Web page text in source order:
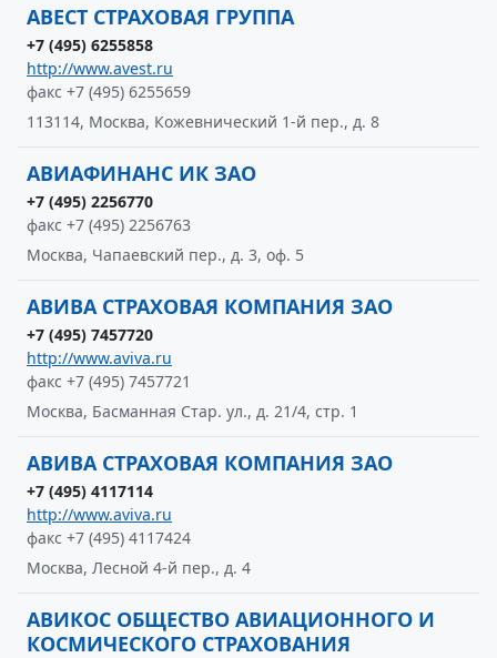
АВЕСТ СТРАХОВАЯ ГРУППА
+7 (495) 6255858
http://www.avest.ru
факс +7 (495) 6255659
113114, Москва, Кожевнический 1-й пер., д. 8
АВИАФИНАНС ИК ЗАО
+7 (495) 2256770
факс +7 (495) 2256763
Москва, Чапаевский пер., д. 3, оф. 5
АВИВА СТРАХОВАЯ КОМПАНИЯ ЗАО
+7 (495) 7457720
http://www.aviva.ru
факс +7 (495) 7457721
Москва, Басманная Стар. ул., д. 21/4, стр. 1
АВИВА СТРАХОВАЯ КОМПАНИЯ ЗАО
+7 (495) 4117114
http://www.aviva.ru
факс +7 (495) 4117424
Москва, Лесной 4-й пер., д. 4
АВИКОС ОБЩЕСТВО АВИАЦИОННОГО И
КОСМИЧЕСКОГО СТРАХОВАНИЯ